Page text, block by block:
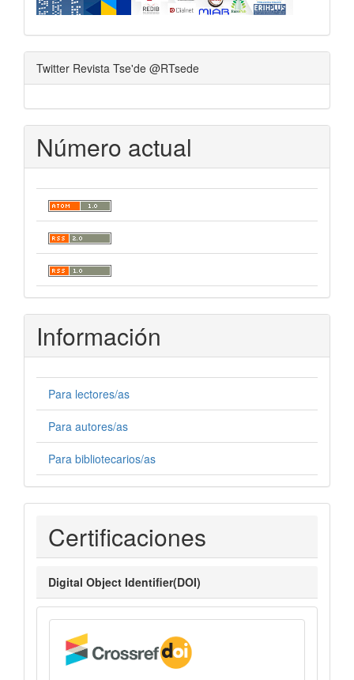
Twitter Revista Tse'de @RTsede
Número actual
Información
Para lectores/as
Para autores/as
Para bibliotecarios/as
Certificaciones
Certificaciones
Digital Object Identifier(DOI)